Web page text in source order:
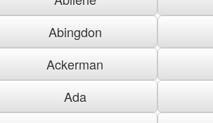
Abingdon
Ackerman
Ada